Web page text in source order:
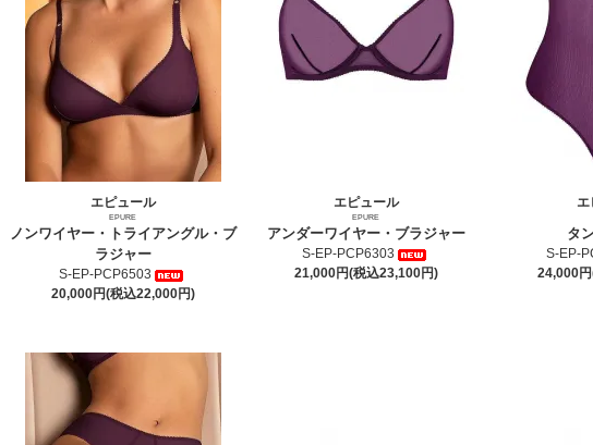
エピュール
EPURE
ノンワイヤー・トライアングル・ブ
ラジャー
S-EP-PCP6503
20,000円(税込22,000円)
エピュール
EPURE
アンダーワイヤー・ブラジャー
S-EP-PCP6303
21,000円(税込23,100円)
エ
タ
S-EP-
24,000